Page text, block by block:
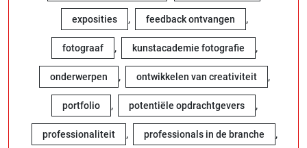
exposities , feedback ontvangen ,
fotograaf , kunstacademie fotografie ,
onderwerpen , ontwikkelen van creativiteit ,
portfolio , potentiële opdrachtgevers ,
professionaliteit , professionals in de branche ,